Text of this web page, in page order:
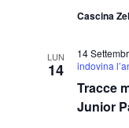
Cascina
LUN
14
Tracce
Junior
14
indovina